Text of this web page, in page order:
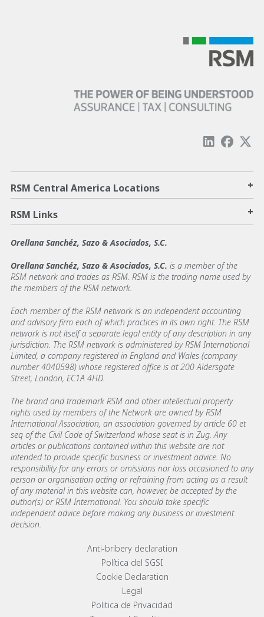
RSM Central America Locations +
RSM Links +
Orellana Sanchéz, Sazo & Asociados, S.C.
Orellana Sanchéz, Sazo & Asociados, S.C. is a member of the
RSM network and trades as RSM. RSM is the trading name used by
the members of the RSM network.
Each member of the RSM network is an independent accounting
and advisory firm each of which practices in its own right. The RSM
network is not itself a separate legal entity of any description in any
jurisdiction. The RSM network is administered by RSM International
Limited, a company registered in England and Wales (company
number 4040598) whose registered office is at 200 Aldersgate
Street, London, EC1A 4HD.
The brand and trademark RSM and other intellectual property
rights used by members of the Network are owned by RSM
International Association, an association governed by article 60 et
seq of the Civil Code of Switzerland whose seat is in Zug. Any
articles or publications contained within this website are not
intended to provide specific business or investment advice. No
responsibility for any errors or omissions nor loss occasioned to any
person or organisation acting or refraining from acting as a result
of any material in this website can, however, be accepted by the
author(s) or RSM International. You should take specific
independent advice before making any business or investment
decision.
Footer menu linksAnti-bribery declaration
Política del SGSI
Cookie Declaration
Legal
Politica de Privacidad